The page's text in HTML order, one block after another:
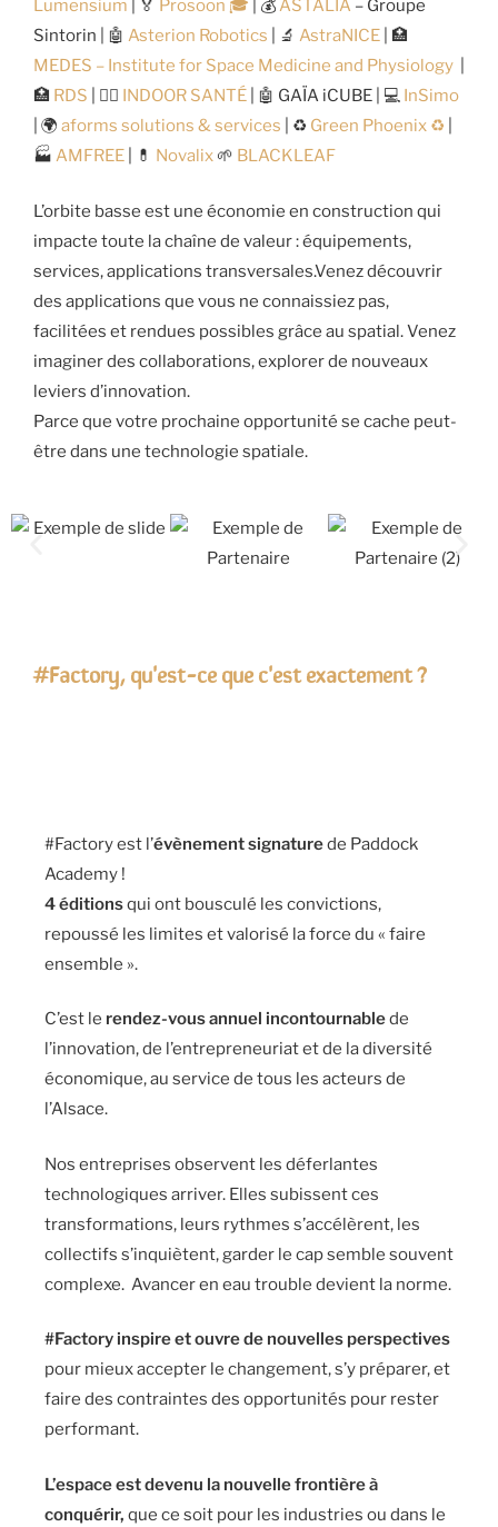
Lumensium | 🏅 Prosoon 🎓 | 💰ASTALIA – Groupe
Sintorin | 🤖 Asterion Robotics | 🔬 AstraNICE | 🏥
MEDES – Institute for Space Medicine and Physiology
🏥 RDS | 🏃‍♂️ INDOOR SANTÉ | 🤖 GAÏA iCUBE | 💻 InSimo
| 🌍 aforms solutions & services | ♻️ Green Phoenix ♻️
🏭 AMFREE | 💊 Novalix 🌱 BLACKLEAF
L’orbite basse est une économie en construction qui
impacte toute la chaîne de valeur : équipements,
services, applications transversales.Venez découvrir
des applications que vous ne connaissiez pas,
facilitées et rendues possibles grâce au spatial. Venez
imaginer des collaborations, explorer de nouveaux
leviers d’innovation.
Parce que votre prochaine opportunité se cache peut-
être dans une technologie spatiale.
#Factory, qu'est-ce que c'est exactement ?
#Factory est l’évènement signaturede Paddock
Academy !
4 éditionsqui ont bousculé les convictions,
repoussé les limites et valorisé la force du « faire
ensemble ».
C’est le rendez-vous annuel incontournablede
l’innovation, de l’entrepreneuriat et de la diversité
économique, au service de tous les acteurs de
l’Alsace.
Nos entreprises observent les déferlantes
technologiques arriver. Elles subissent ces
transformations, leurs rythmes s’accélèrent, les
collectifs s’inquiètent, garder le cap semble souvent
complexe. Avancer en eau trouble devient la norme.
#Factory inspire et ouvre de nouvelles perspectives
pour mieux accepter le changement, s’y préparer, et
faire des contraintes des opportunités pour rester
performant.
L’espace est devenu la nouvelle frontière à
conquérir, que ce soit pour les industries ou dans le